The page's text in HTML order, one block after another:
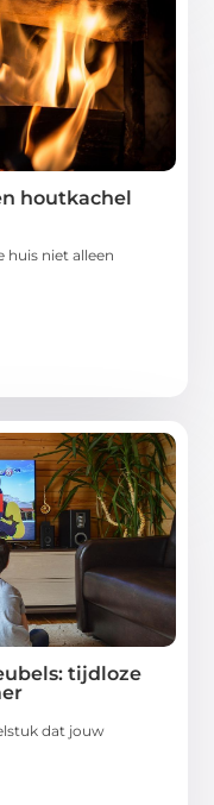
houtkachel
huis niet alleen
tijdloze
dat jouw